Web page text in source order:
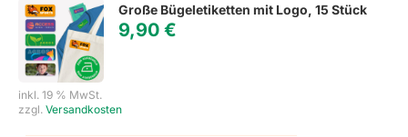
Große Bügeletiketten mit Logo, 15 Stück
9,90€
inkl. 19 % MwSt.
zzgl. Versandkosten